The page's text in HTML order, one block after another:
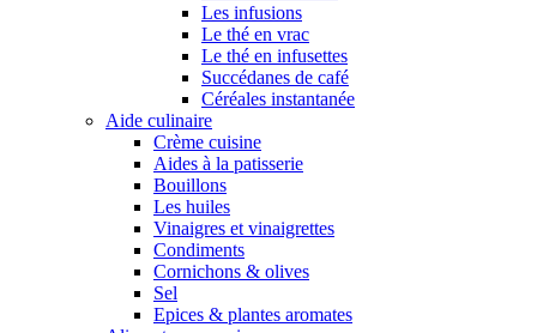
Les infusions
Le thé en vrac
Le thé en infusettes
Succédanes de café
Céréales instantanée
Aide culinaire
Crème cuisine
Aides à la patisserie
Bouillons
Les huiles
Vinaigres et vinaigrettes
Condiments
Cornichons & olives
Sel
Epices & plantes aromates